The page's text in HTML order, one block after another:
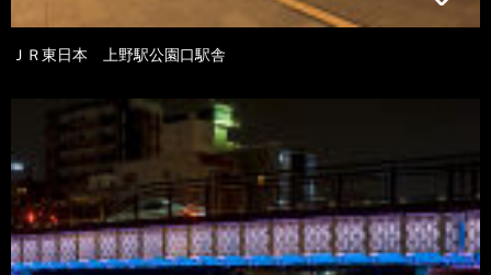
ＪＲ東日本 上野駅公園口駅舎